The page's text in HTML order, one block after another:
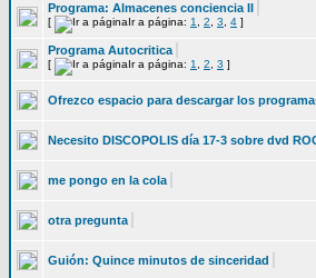
Programa: Almacenes conciencia II
[ Ir a página: 1 2 3 4 ]
Programa Autocritica
[ Ir a página: 1 2 3 ]
Ofrezco espacio para descargar los
Necesito DISCOPOLIS día 17-3 sobre dvd
me pongo en la cola
otra pregunta
Guión: Quince minutos de sinceridad